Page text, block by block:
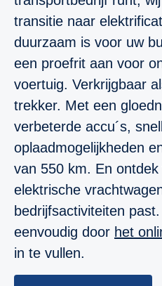
transitie naar
duurzaam is voor uw
een proefrit aan voor
voertuig. Verkrijgbaar
trekker. Met een
verbeterde accu´s,
oplaadmogelijkheden
van 550 km. En
elektrische
bedrijfsactiviteiten
eenvoudig door het
in te vullen.